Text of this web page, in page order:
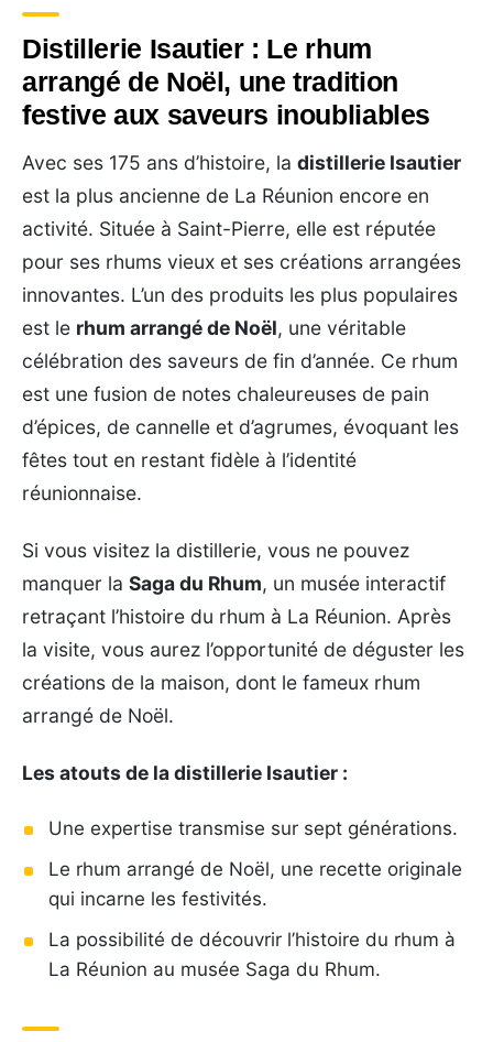
Distillerie Isautier : Le rhum
arrangé de Noël, une tradition
festive aux saveurs inoubliables
Avec ses 175 ans d’histoire, la distillerie Isautier
est la plus ancienne de La Réunion encore en
activité. Située à Saint-Pierre, elle est réputée
pour ses rhums vieux et ses créations arrangées
innovantes. L’un des produits les plus populaires
est le rhum arrangé de Noël, une véritable
célébration des saveurs de fin d’année. Ce rhum
est une fusion de notes chaleureuses de pain
d’épices, de cannelle et d’agrumes, évoquant les
fêtes tout en restant fidèle à l’identité
réunionnaise.
Si vous visitez la distillerie, vous ne pouvez
manquer la Saga du Rhum, un musée interactif
retraçant l’histoire du rhum à La Réunion. Après
la visite, vous aurez l’opportunité de déguster les
créations de la maison, dont le fameux rhum
arrangé de Noël.
Les atouts de la distillerie Isautier :
Une expertise transmise sur sept générations.
Le rhum arrangé de Noël, une recette originale
qui incarne les festivités.
La possibilité de découvrir l’histoire du rhum à
La Réunion au musée Saga du Rhum.